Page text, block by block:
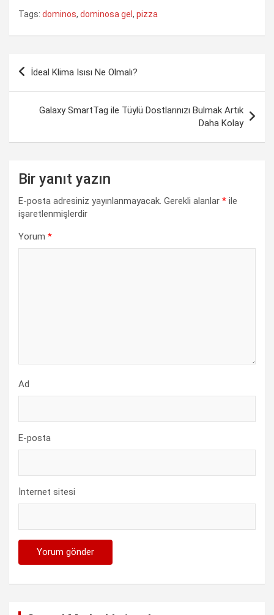
F
e
b
k
X W
t
s
A
p
L
k
e
d
n
T
e
g
r
m
C
L
i
k
e
Tags: dominos, dominosa gel , pizza
Yazı
İdeal Klima Isısı Ne Olmalı?
Galaxy SmartTag ile Tüylü Dostlarınızı Bulmak Artık
Daha Kolay
Bir yanıt yazın
E-posta adresiniz yayınlanmayacak. Gerekli alanlar * ile
işaretlenmişlerdir
Yorum *
Ad
E-posta
İnternet sitesi